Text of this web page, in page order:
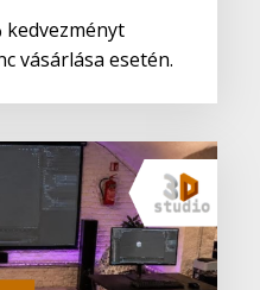
kedvezményt
vásárlása esetén.